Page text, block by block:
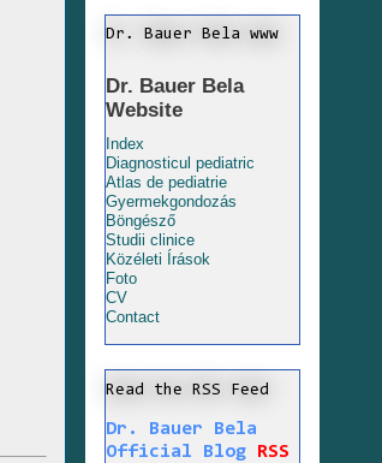
Dr. Bauer Bela www
Dr. Bauer Bela
Website
Index
Diagnosticul pediatric
Atlas de pediatrie
Gyermekgondozás
Böngésző
Studii clinice
Közéleti Írások
Foto
CV
Contact
Read the RSS Feed
Dr. Bauer Bela
Official Blog
RSS